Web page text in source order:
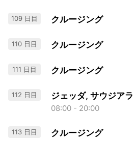
109 日目 クルージング
110 日目 クルージング
111 日目 クルージング
112 日目 ジェッダ, サウジア
08:00 - 20:00
113 日目 クルージング